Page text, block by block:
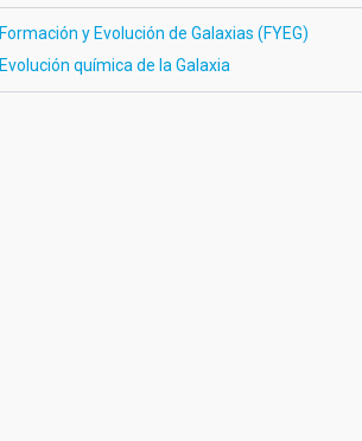
Formación y Evolución de Galaxias (FYEG)
Evolución química de la Galaxia